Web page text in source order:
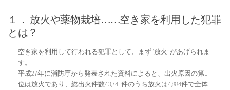
１． 放火や薬物栽培……空き家を利用した犯罪
とは？
空き家を利用して行われる犯罪として、まず“放火”があげられま
す。
平成27年に消防庁から発表された資料によると、出火原因の第1
位は放火であり、総出火件数43,741件のうち放火は4,884件で全体